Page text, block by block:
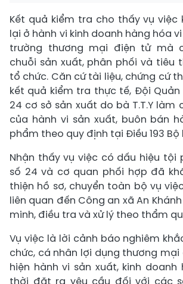
Kết quả kiểm tra cho thấy vụ việc
lại ở hành vi kinh doanh hàng hóa
trường thương mại điện tử mà
chuỗi sản xuất, phân phối và tiêu
tổ chức. Căn cứ tài liệu, chứng cứ
kết quả kiểm tra thực tế, Đội
24 cơ sở sản xuất do bà T.T.Y làm
của hành vi sản xuất, buôn bán
phẩm theo quy định tại Điều 193 Bộ
Nhận thấy vụ việc có dấu hiệu tội
số 24 và cơ quan phối hợp đã
thiện hồ sơ, chuyển toàn bộ vụ
liên quan đến Công an xã An
minh, điều tra và xử lý theo thẩm
Vụ việc là lời cảnh báo nghiêm
chức, cá nhân lợi dụng thương
hiện hành vi sản xuất, kinh doanh